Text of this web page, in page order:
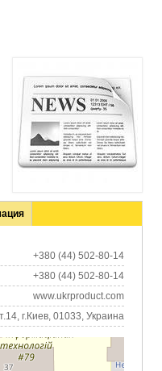
+380 (44) 502-80-14
+380 (44) 502-80-14
www.ukrproduct.com
г.Киев, 01033, Украина